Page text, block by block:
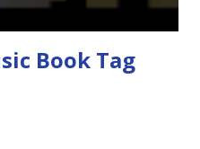
Book Tag